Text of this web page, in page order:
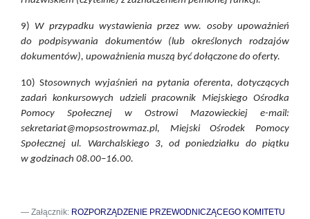
9) W przypadku wystawienia przez ww. osoby upoważnień
do podpisywania dokumentów (lub określonych rodzajów
dokumentów), upoważnienia muszą być dołączone do oferty.
10) Stosownych wyjaśnień na pytania oferenta, dotyczących
zadań konkursowych udzieli pracownik Miejskiego Ośrodka
Pomocy Społecznej w Ostrowi Mazowieckiej e-mail:
sekretariat@mopsostrowmaz.pl, Miejski Ośrodek Pomocy
Społecznej ul. Warchalskiego 3, od poniedziałku do piątku
w godzinach 08.00–16.00.
Załącznik: ROZPORZĄDZENIE PRZEWODNICZĄCEGO KOMITETU